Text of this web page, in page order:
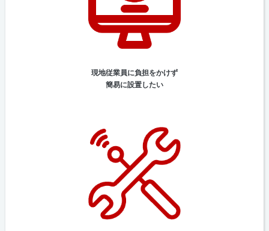
現地従業員に負担をかけず
簡易に設置したい